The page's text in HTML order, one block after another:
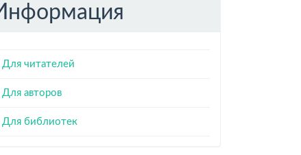
Для читателей
Для авторов
Для библиотек